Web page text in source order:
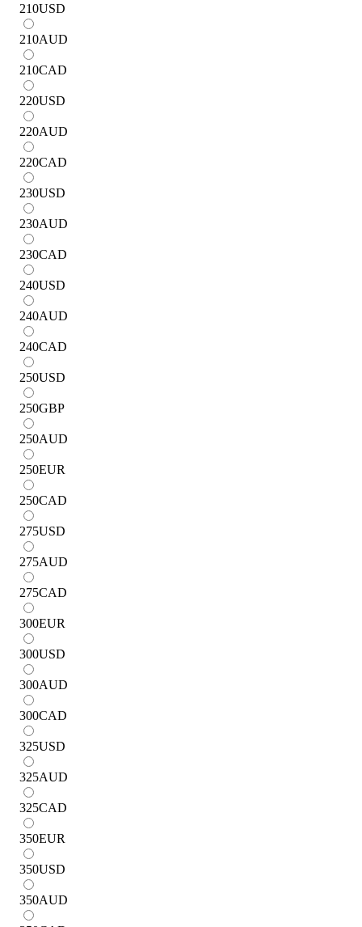
210USD
210AUD
210CAD
220USD
220AUD
220CAD
230USD
230AUD
230CAD
240USD
240AUD
240CAD
250USD
250GBP
250AUD
250EUR
250CAD
275USD
275AUD
275CAD
300EUR
300USD
300AUD
300CAD
325USD
325AUD
325CAD
350EUR
350USD
350AUD